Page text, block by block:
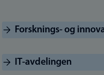
Forsknings- og
IT-avdelingen